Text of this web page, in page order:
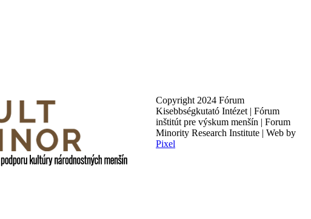
Copyright 2024 Fórum
Kisebbségkutató Intézet | Fórum
inštitút pre výskum menšín | Forum
Minority Research Institute | Web by
Pixel